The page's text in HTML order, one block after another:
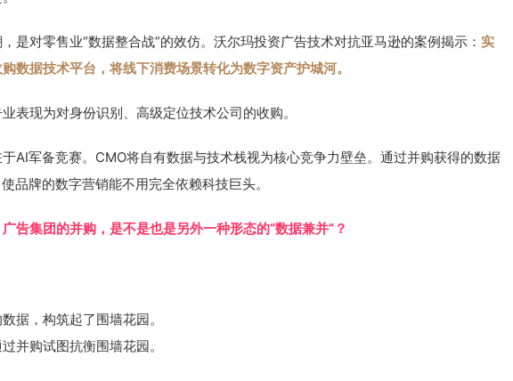
是对零售业“数据整合战”的效仿。沃尔玛投资广告技术对抗亚马逊的案例揭示： 实
数据技术平台，将线下消费场景转化为数字资产护城河。
表现为对身份识别、高级定位技术公司的收购。
AI军备竞赛。CMO将自有数据与技术栈视为核心竞争力壁垒。通过并购获得的数据
品牌的数字营销能不用完全依赖科技巨头。
广告集团的并购，是不是也是另外一种形态的“数据兼并”？
据，构筑起了围墙花园。
并购试图抗衡围墙花园。